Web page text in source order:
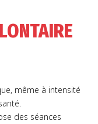
même à intensité
des séances